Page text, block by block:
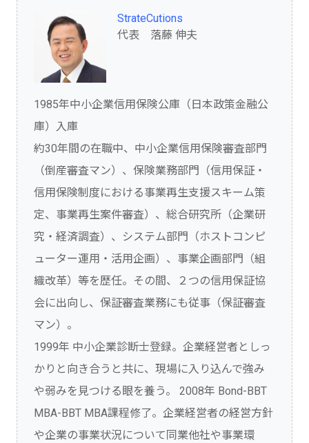
StrateCutions
代表 落藤 伸夫
1985年中小企業信用保険公庫（日本政策金融公
庫）入庫
約30年間の在職中、中小企業信用保険審査部門
（倒産審査マン）、保険業務部門（信用保証・
信用保険制度における事業再生支援スキーム策
定、事業再生案件審査）、総合研究所（企業研
究・経済調査）、システム部門（ホストコンピ
ューター運用・活用企画）、事業企画部門（組
織改革）等を歴任。その間、２つの信用保証協
会に出向し、保証審査業務にも従事（保証審査
マン）。
1999年 中小企業診断士登録。企業経営者としっ
かりと向き合うと共に、現場に入り込んで強み
や弱みを見つける眼を養う。 2008年 Bond-BBT
MBA-BBT MBA課程修了。企業経営者の経営方針
や企業の事業状況について同業他社や事業環